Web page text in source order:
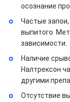
осознание
Частые
выпитого.
зависимости.
Наличие
Налтрексон
другими
Отсутствие